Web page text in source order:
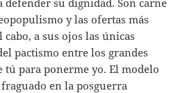
y las ofertas más
a sus ojos las únicas
pactismo entre los grandes
tú para ponerme yo. El modelo
en la posguerra